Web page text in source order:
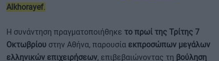
Alkhorayef.
Η συνάντηση πραγματοποιήθηκε το πρωί της Τρίτης 7
Οκτωβρίου στην Αθήνα, παρουσία εκπροσώπων μεγάλων
ελληνικών επιχειρήσεων, επιβεβαιώνοντας τη βούληση